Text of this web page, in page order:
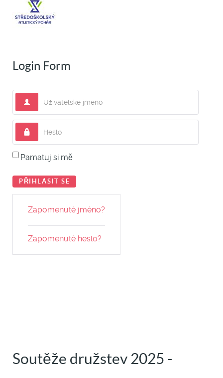
Login Form
Uživatelské jméno
Heslo
Pamatuj si mě
PŘIHLÁSIT SE
Zapomenuté jméno?
Zapomenuté heslo?
Soutěže družstev 2025 -